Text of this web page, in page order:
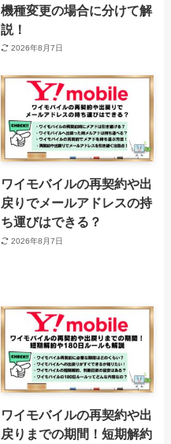
機種変更の場合に分けて解
説！
2026年8月7日
ワイモバイルの再契約や出
戻りでメールアドレスの持
ち運びはできる？
2026年8月7日
ワイモバイルの再契約や出
戻りまでの期間！短期解約